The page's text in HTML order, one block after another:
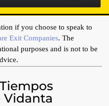
if you choose to speak to
Exit Companies. The
purposes and is not to be
Vidanta